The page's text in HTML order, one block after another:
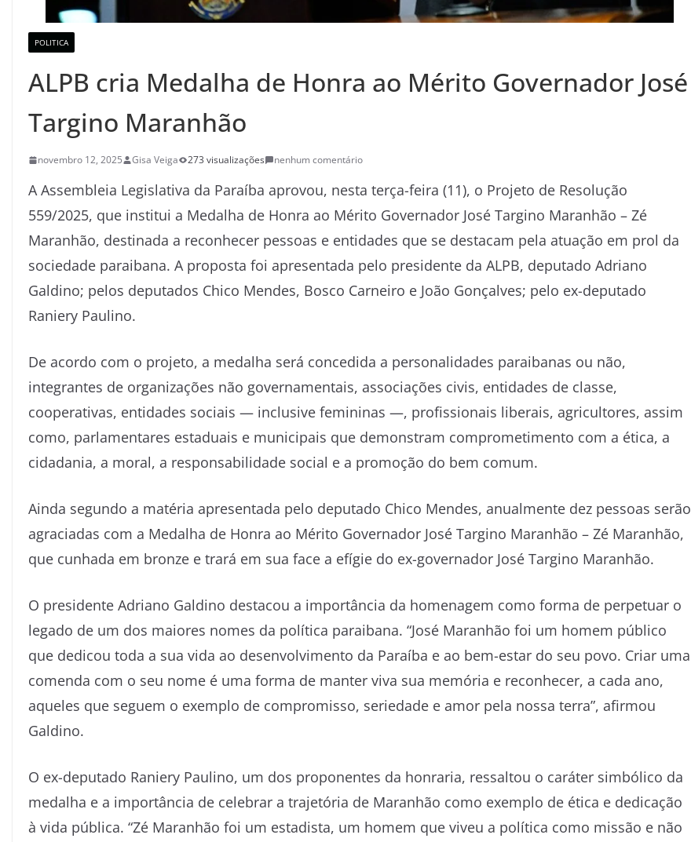
POLITICA
ALPB cria Medalha de Honra ao Mérito Governador José
Targino Maranhão
novembro 12, 2025 Gisa Veiga 273 visualizações nenhum comentário
A Assembleia Legislativa da Paraíba aprovou, nesta terça-feira (11), o Projeto de Resolução
559/2025, que institui a Medalha de Honra ao Mérito Governador José Targino Maranhão – Zé
Maranhão, destinada a reconhecer pessoas e entidades que se destacam pela atuação em prol da
sociedade paraibana. A proposta foi apresentada pelo presidente da ALPB, deputado Adriano
Galdino; pelos deputados Chico Mendes, Bosco Carneiro e João Gonçalves; pelo ex-deputado
Raniery Paulino.
De acordo com o projeto, a medalha será concedida a personalidades paraibanas ou não,
integrantes de organizações não governamentais, associações civis, entidades de classe,
cooperativas, entidades sociais — inclusive femininas —, profissionais liberais, agricultores, assim
como, parlamentares estaduais e municipais que demonstram comprometimento com a ética, a
cidadania, a moral, a responsabilidade social e a promoção do bem comum.
Ainda segundo a matéria apresentada pelo deputado Chico Mendes, anualmente dez pessoas serão
agraciadas com a Medalha de Honra ao Mérito Governador José Targino Maranhão – Zé Maranhão,
que cunhada em bronze e trará em sua face a efígie do ex-governador José Targino Maranhão.
O presidente Adriano Galdino destacou a importância da homenagem como forma de perpetuar o
legado de um dos maiores nomes da política paraibana. “José Maranhão foi um homem público
que dedicou toda a sua vida ao desenvolvimento da Paraíba e ao bem-estar do seu povo. Criar uma
comenda com o seu nome é uma forma de manter viva sua memória e reconhecer, a cada ano,
aqueles que seguem o exemplo de compromisso, seriedade e amor pela nossa terra”, afirmou
Galdino.
O ex-deputado Raniery Paulino, um dos proponentes da honraria, ressaltou o caráter simbólico da
medalha e a importância de celebrar a trajetória de Maranhão como exemplo de ética e dedicação
à vida pública. “Zé Maranhão foi um estadista, um homem que viveu a política como missão e não